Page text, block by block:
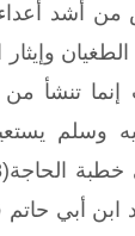
أشد أعداء
وإيثار
تنشأ من
وسلم
ابن أبي